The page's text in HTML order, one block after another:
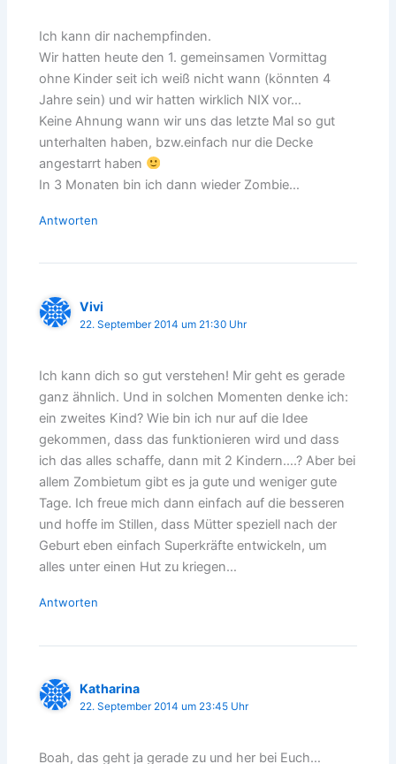
Ich kann dir nachempfinden.
Wir hatten heute den 1. gemeinsamen Vormittag
ohne Kinder seit ich weiß nicht wann (könnten 4
Jahre sein) und wir hatten wirklich NIX vor…
Keine Ahnung wann wir uns das letzte Mal so gut
unterhalten haben, bzw.einfach nur die Decke
angestarrt haben
In 3 Monaten bin ich dann wieder Zombie…
Antworten
Vivi
22. September 2014 um 21:30 Uhr
Ich kann dich so gut verstehen! Mir geht es gerade
ganz ähnlich. Und in solchen Momenten denke ich:
ein zweites Kind? Wie bin ich nur auf die Idee
gekommen, dass das funktionieren wird und dass
ich das alles schaffe, dann mit 2 Kindern….? Aber bei
allem Zombietum gibt es ja gute und weniger gute
Tage. Ich freue mich dann einfach auf die besseren
und hoffe im Stillen, dass Mütter speziell nach der
Geburt eben einfach Superkräfte entwickeln, um
alles unter einen Hut zu kriegen…
Antworten
Katharina
22. September 2014 um 23:45 Uhr
Boah, das geht ja gerade zu und her bei Euch…